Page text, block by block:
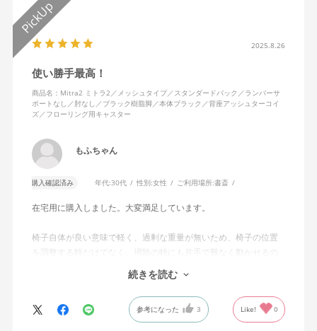
2025.8.26
使い勝手最高！
商品名：Mitra2 ミトラ2／メッシュタイプ／スタンダードバック／ランバーサ
ポートなし／肘なし／ブラック樹脂脚／本体ブラック／背座アッシュターコイ
ズ／フローリング用キャスター
もふちゃん
購入確認済み 年代:30代 性別:女性 ご利用場所:書斎
在宅用に購入しました。大変満足しています。
椅子自体が良い意味で軽く、過剰な重量が無いため、椅子の位置
を調整する時だけでなく、掃除の時にも片手で難なく動かせるの
で、ストレスを感じません。
背中はメッシュ素材でハリがあり、沈み込みすぎないところが気
に入っています。色も画像通りのアッシュブルーで、部屋の差し
色になっています。
キャスターはフローリング用を選びました。とにかく動きが滑ら
続きを読む
参考になった 3 Like! 0